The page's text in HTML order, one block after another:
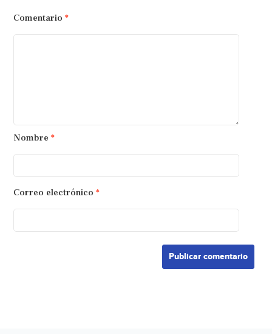
Comentario *
Nombre *
Correo electrónico *